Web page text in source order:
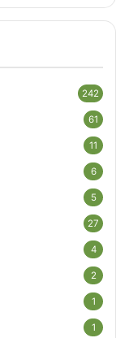
242
61
11
6
5
27
4
2
1
1